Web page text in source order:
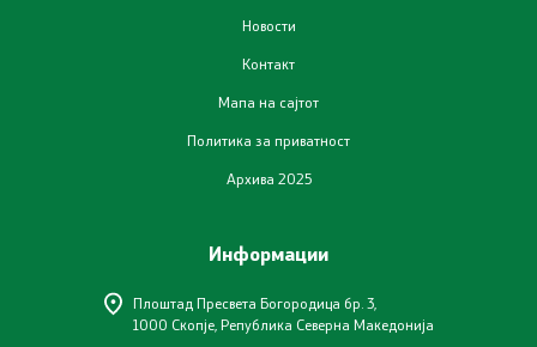
Меѓународни извештаи
Проекти
Новости
Контакт
Мапа на сајтот
Политика за приватност
Архива 2025
Информации
Плоштад Пресвета Богородица бр. 3,
1000 Скопје, Република Северна Македонија